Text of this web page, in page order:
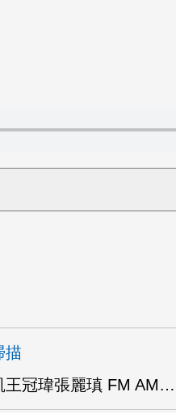
描
王冠瑋張麗瑱 FM AM…